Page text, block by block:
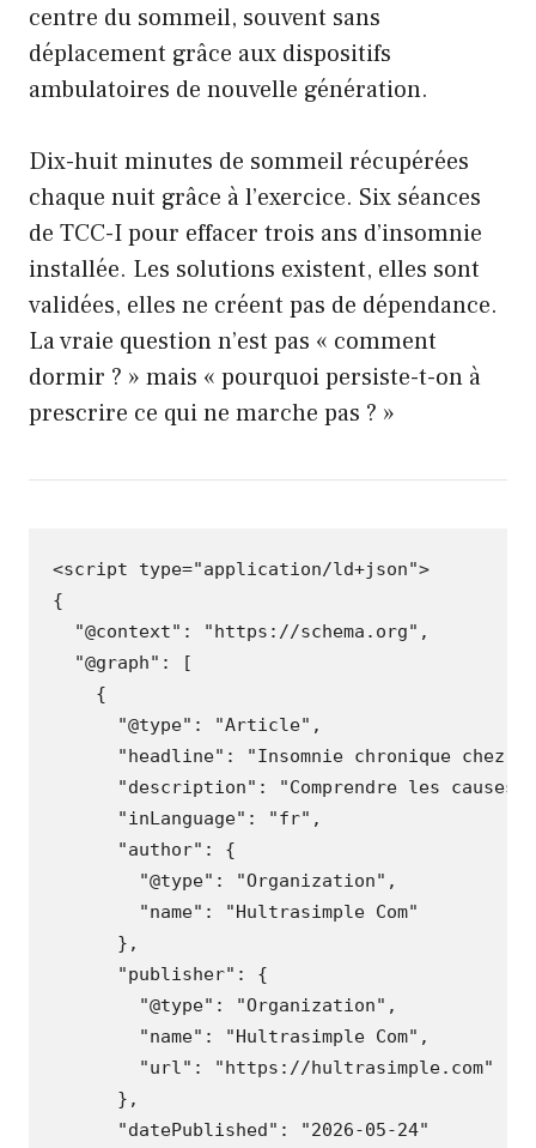
centre du sommeil, souvent sans
déplacement grâce aux dispositifs
ambulatoires de nouvelle génération.
Dix-huit minutes de sommeil récupérées
chaque nuit grâce à l’exercice. Six séances
de TCC-I pour effacer trois ans d’insomnie
installée. Les solutions existent, elles sont
validées, elles ne créent pas de dépendance.
La vraie question n’est pas « comment
dormir ? » mais « pourquoi persiste-t-on à
prescrire ce qui ne marche pas ? »
<script type="application/ld+json">
{
"@context" : "https://schema.org" ,
"@graph" :
[
{
"@type" : "Article" ,
"headline" :
"Insomnie chronique
"description" :
"Comprendre les
"inLanguage" : "fr" ,
"author" :
{
"@type" : "Organization" ,
"name" :
"Hultrasimple Com"
},
"publisher" :
{
"@type" : "Organization" ,
"name" : "Hultrasimple Com" ,
"url" :
"https://hultrasimple.com"
},
"datePublished" :
"2026-05-24"